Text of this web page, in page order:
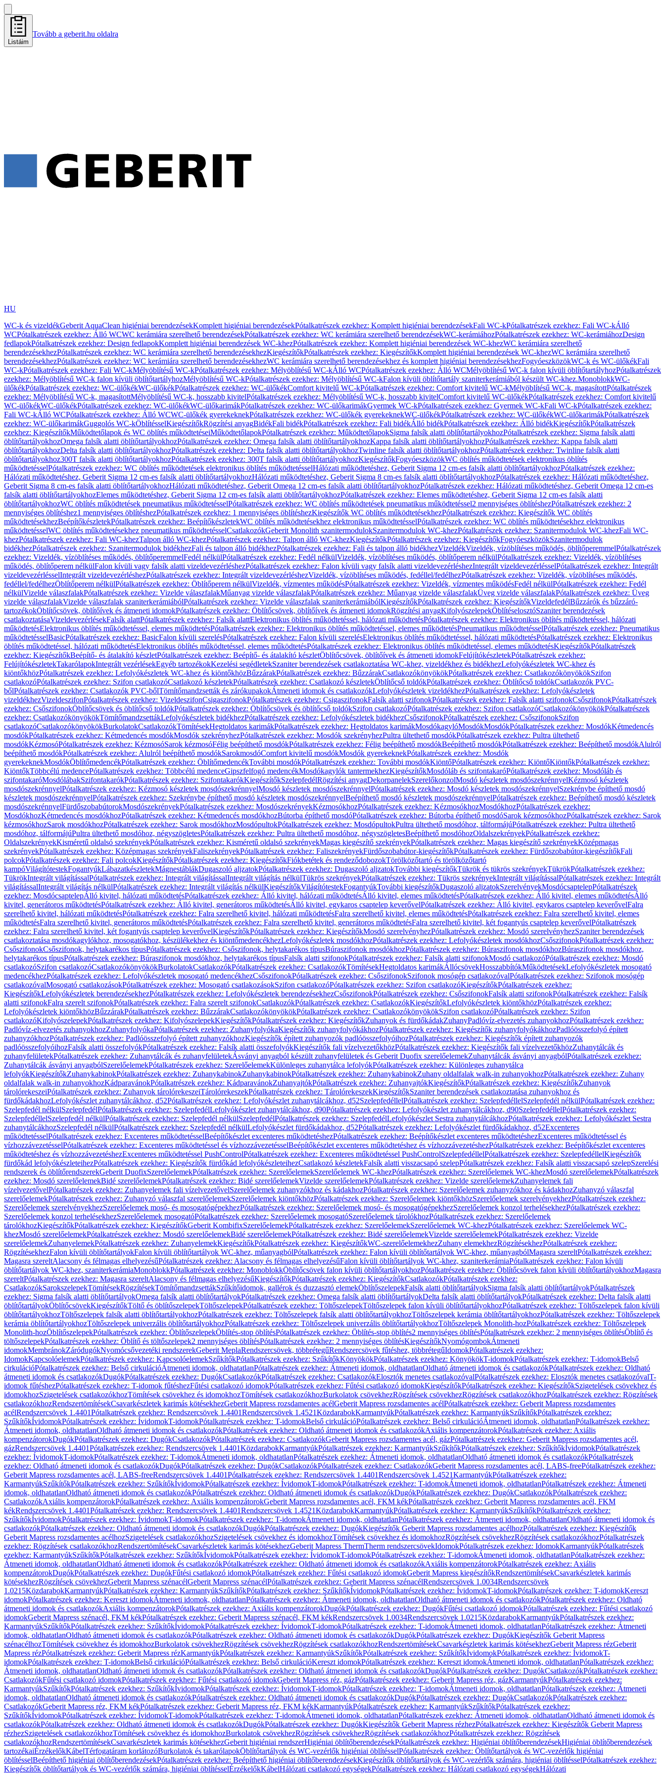
Listáim
Tovább a geberit.hu oldalra
HU
WC-k és vizeldékGeberit AquaClean higiéniai berendezésekKomplett higiéniai berendezésekPótalkatrészek ezekhez: Komplett higiéniai berendezésekFali WC-kPótalkatrészek ezekhez: Fali WC-kÁlló
WCPótalkatrészek ezekhez: Álló WCWC kerámiára szerelhető berendezésekPótalkatrészek ezekhez: WC kerámiára szerelhető berendezésekWC-kerámiáhozPótalkatrészek ezekhez: WC-kerámiáhozDesign
fedlapokPótalkatrészek ezekhez: Design fedlapokKomplett higiéniai berendezések WC-khezPótalkatrészek ezekhez: Komplett higiéniai berendezések WC-khezWC kerámiára szerelhető
berendezésekhezPótalkatrészek ezekhez: WC kerámiára szerelhető berendezésekhezKiegészítőkPótalkatrészek ezekhez: KiegészítőkKomplett higiéniai berendezések WC-khezWC kerámiára szerelhető
berendezésekhezPótalkatrészek ezekhez: WC kerámiára szerelhető berendezésekhezWC kerámiára szerelhető berendezésekhez és komplett higiéniai berendezésekhezFogyóeszközökWC-k és WC-ülőkékFali
WC-kPótalkatrészek ezekhez: Fali WC-kMélyöblítésű WC-kPótalkatrészek ezekhez: Mélyöblítésű WC-kÁlló WCPótalkatrészek ezekhez: Álló WCMélyöblítésű WC-k falon kívüli öblítőtartályhozPótalkatrészek
ezekhez: Mélyöblítésű WC-k falon kívüli öblítőtartályhozMélyöblítésű WC-kPótalkatrészek ezekhez: Mélyöblítésű WC-kFalon kívüli öblítőtartály szaniterkerámiából készült WC-khez.MonoblokkWC-
ülőkékPótalkatrészek ezekhez: WC-ülőkékWC-ülőkékPótalkatrészek ezekhez: WC-ülőkékComfort kivitelű WC-kPótalkatrészek ezekhez: Comfort kivitelű WC-kMélyöblítésű WC-k, magasítottPótalkatrészek
ezekhez: Mélyöblítésű WC-k, magasítottMélyöblítésű WC-k, hosszabb kivitelPótalkatrészek ezekhez: Mélyöblítésű WC-k, hosszabb kivitelComfort kivitelű WC-ülőkékPótalkatrészek ezekhez: Comfort kivitelű
WC-ülőkékWC-ülőkékPótalkatrészek ezekhez: WC-ülőkékWC-ülőkarimákPótalkatrészek ezekhez: WC-ülőkarimákGyermek WC-kPótalkatrészek ezekhez: Gyermek WC-kFali WC-kPótalkatrészek ezekhez:
Fali WC-kÁlló WCPótalkatrészek ezekhez: Álló WCWC-ülőkék gyerekeknekPótalkatrészek ezekhez: WC-ülőkék gyerekeknekWC-ülőkékPótalkatrészek ezekhez: WC-ülőkékWC-ülőkarimákPótalkatrészek
ezekhez: WC-ülőkarimákGuggolós WC-kÖblítésselKiegészítőkRögzítési anyagBidékFali bidékPótalkatrészek ezekhez: Fali bidékÁlló bidékPótalkatrészek ezekhez: Álló bidékKiegészítőkPótalkatrészek
ezekhez: KiegészítőkMűködtetőlapok és WC öblítés működtetéseiMűködtetőlapokPótalkatrészek ezekhez: MűködtetőlapokSigma falsík alatti öblítőtartályokhozPótalkatrészek ezekhez: Sigma falsík alatti
öblítőtartályokhozOmega falsík alatti öblítőtartályokhozPótalkatrészek ezekhez: Omega falsík alatti öblítőtartályokhozKappa falsík alatti öblítőtartályokhozPótalkatrészek ezekhez: Kappa falsík alatti
öblítőtartályokhozDelta falsík alatti öblítőtartályokhozPótalkatrészek ezekhez: Delta falsík alatti öblítőtartályokhozTwinline falsík alatti öblítőtartályokhozPótalkatrészek ezekhez: Twinline falsík alatti
öblítőtartályokhoz300T falsík alatti öblítőtartályokhozPótalkatrészek ezekhez: 300T falsík alatti öblítőtartályokhozKiegészítőkFogyóeszközökWC öblítés működtetések elektronikus öblítés
működtetésselPótalkatrészek ezekhez: WC öblítés működtetések elektronikus öblítés működtetésselHálózati működtetéshez, Geberit Sigma 12 cm-es falsík alatti öblítőtartályokhozPótalkatrészek ezekhez:
Hálózati működtetéshez, Geberit Sigma 12 cm-es falsík alatti öblítőtartályokhozHálózati működtetéshez, Geberit Sigma 8 cm-es falsík alatti öblítőtartályokhozPótalkatrészek ezekhez: Hálózati működtetéshez,
Geberit Sigma 8 cm-es falsík alatti öblítőtartályokhozHálózati működtetéshez, Geberit Omega 12 cm-es falsík alatti öblítőtartályokhozPótalkatrészek ezekhez: Hálózati működtetéshez, Geberit Omega 12 cm-es
falsík alatti öblítőtartályokhozElemes működtetéshez, Geberit Sigma 12 cm-es falsík alatti öblítőtartályokhozPótalkatrészek ezekhez: Elemes működtetéshez, Geberit Sigma 12 cm-es falsík alatti
öblítőtartályokhozWC öblítés működtetések pneumatikus működtetésselPótalkatrészek ezekhez: WC öblítés működtetések pneumatikus működtetéssel2 mennyiséges öblítéshezPótalkatrészek ezekhez: 2
mennyiséges öblítéshez1 mennyiséges öblítéshezPótalkatrészek ezekhez: 1 mennyiséges öblítéshezKiegészítők WC öblítés működtetésekhezPótalkatrészek ezekhez: Kiegészítők WC öblítés
működtetésekhezBeépítőkészletekPótalkatrészek ezekhez: BeépítőkészletekWC öblítés működtetésekhez elektronikus működtetésselPótalkatrészek ezekhez: WC öblítés működtetésekhez elektronikus
működtetésselWC öblítés működtetésekhez pneumatikus működtetésselCsatlakozókGeberit Monolith szanitermodulokSzanitermodulok WC-khezPótalkatrészek ezekhez: Szanitermodulok WC-khezFali WC-
khezPótalkatrészek ezekhez: Fali WC-khezTalpon álló WC-khezPótalkatrészek ezekhez: Talpon álló WC-khezKiegészítőkPótalkatrészek ezekhez: KiegészítőkFogyóeszközökSzanitermodulok
bidékhezPótalkatrészek ezekhez: Szanitermodulok bidékhezFali és talpon álló bidékhezPótalkatrészek ezekhez: Fali és talpon álló bidékhezVizeldékVizeldék, vízöblítéses működés, öblítőperemmelPótalkatrészek
ezekhez: Vizeldék, vízöblítéses működés, öblítőperemmelFedél nélkülPótalkatrészek ezekhez: Fedél nélkülVizeldék, vízöblítéses működés, öblítőperem nélkülPótalkatrészek ezekhez: Vizeldék, vízöblítéses
működés, öblítőperem nélkülFalon kívüli vagy falsík alatti vizeldevezérléshezPótalkatrészek ezekhez: Falon kívüli vagy falsík alatti vizeldevezérléshezIntegrált vizeldevezérlésselPótalkatrészek ezekhez: Integrált
vizeldevezérlésselIntegrált vizeldevezérléshezPótalkatrészek ezekhez: Integrált vizeldevezérléshezVizeldék, vízöblítéses működés, fedéllel/fedélhezPótalkatrészek ezekhez: Vizeldék, vízöblítéses működés,
fedéllel/fedélhezÖblítőperem nélkülPótalkatrészek ezekhez: Öblítőperem nélkülVizeldék, vízmentes működésPótalkatrészek ezekhez: Vizeldék, vízmentes működésFedél nélkülPótalkatrészek ezekhez: Fedél
nélkülVizelde válaszfalakPótalkatrészek ezekhez: Vizelde válaszfalakMűanyag vizelde válaszfalakPótalkatrészek ezekhez: Műanyag vizelde válaszfalakÜveg vizelde válaszfalakPótalkatrészek ezekhez: Üveg
vizelde válaszfalakVizelde válaszfalak szaniterkerámiábólPótalkatrészek ezekhez: Vizelde válaszfalak szaniterkerámiábólKiegészítőkPótalkatrészek ezekhez: KiegészítőkVizeldefedélBűzzárók és bűzzáró-
tartozékokÖblítőcsövek, öblítőívek és átmeneti idomokPótalkatrészek ezekhez: Öblítőcsövek, öblítőívek és átmeneti idomokRögzítési anyagKifolyószelepekÖblítéselosztóSzaniter berendezések
csatlakoztatásaVizeldevezérlésekFalsík alattPótalkatrészek ezekhez: Falsík alattElektronikus öblítés működtetéssel, hálózati működtetésPótalkatrészek ezekhez: Elektronikus öblítés működtetéssel, hálózati
működtetésElektronikus öblítés működtetéssel, elemes működtetésPótalkatrészek ezekhez: Elektronikus öblítés működtetéssel, elemes működtetésPneumatikus működtetésselPótalkatrészek ezekhez: Pneumatikus
működtetésselBasicPótalkatrészek ezekhez: BasicFalon kívüli szerelésPótalkatrészek ezekhez: Falon kívüli szerelésElektronikus öblítés működtetéssel, hálózati működtetésPótalkatrészek ezekhez: Elektronikus
öblítés működtetéssel, hálózati működtetésElektronikus öblítés működtetéssel, elemes működtetésPótalkatrészek ezekhez: Elektronikus öblítés működtetéssel, elemes működtetésKiegészítőkPótalkatrészek
ezekhez: KiegészítőkBeépítő- és átalakító készletPótalkatrészek ezekhez: Beépítő- és átalakító készletÖblítőcsövek, öblítőívek és átmeneti idomokFelújítókészletekPótalkatrészek ezekhez:
FelújítókészletekTakarólapokIntegrált vezérlésekEgyéb tartozékokKezelési segédletekSzaniter berendezések csatlakoztatása WC-khez, vizeldékhez és bidékhezLefolyókészletek WC-khez és
kiöntőkhözPótalkatrészek ezekhez: Lefolyókészletek WC-khez és kiöntőkhözBűzzárakPótalkatrészek ezekhez: BűzzárakCsatlakozókönyökökPótalkatrészek ezekhez: CsatlakozókönyökökSzifon
csatlakozóPótalkatrészek ezekhez: Szifon csatlakozóCsatlakozó készletekPótalkatrészek ezekhez: Csatlakozó készletekÖblítőcső toldókPótalkatrészek ezekhez: Öblítőcső toldókCsatlakozók PVC-
bőlPótalkatrészek ezekhez: Csatlakozók PVC-bőlTömítőmandzsetták és zárókupakokÁtmeneti idomok és csatlakozókLefolyókészletek vizeldékhezPótalkatrészek ezekhez: Lefolyókészletek
vizeldékhezVizeldeszifonPótalkatrészek ezekhez: VizeldeszifonCsigaszifonokPótalkatrészek ezekhez: CsigaszifonokFalsík alatti szifonokPótalkatrészek ezekhez: Falsík alatti szifonokCsőszifonokPótalkatrészek
ezekhez: CsőszifonokÖblítőcsövek és öblítőcső toldókPótalkatrészek ezekhez: Öblítőcsövek és öblítőcső toldókSzifon csatlakozóPótalkatrészek ezekhez: Szifon csatlakozóCsatlakozókönyökökPótalkatrészek
ezekhez: CsatlakozókönyökökTömítőmandzsettákLefolyókészletek bidékhezPótalkatrészek ezekhez: Lefolyókészletek bidékhezCsőszifonokPótalkatrészek ezekhez: CsőszifonokSzifon
csatlakozóCsatlakozókönyökökBurkolatokCsatlakozókTömítésekHegtoldatos karimákPótalkatrészek ezekhez: Hegtoldatos karimákMosdókagylóMosdókMosdókPótalkatrészek ezekhez: MosdókKétmedencés
mosdókPótalkatrészek ezekhez: Kétmedencés mosdókMosdók szekrényhezPótalkatrészek ezekhez: Mosdók szekrényhezPultra ültethető mosdókPótalkatrészek ezekhez: Pultra ültethető
mosdókKézmosóPótalkatrészek ezekhez: KézmosóSarok kézmosóFélig beépíthető mosdókPótalkatrészek ezekhez: Félig beépíthető mosdókBeépíthető mosdókPótalkatrészek ezekhez: Beépíthető mosdókAlulról
beépíthető mosdókPótalkatrészek ezekhez: Alulról beépíthető mosdókSarokmosdóComfort kivitelű mosdókMosdók gyerekeknekPótalkatrészek ezekhez: Mosdók
gyerekeknekMosdókÖblítőmedencékPótalkatrészek ezekhez: ÖblítőmedencékTovábbi mosdókPótalkatrészek ezekhez: További mosdókKiöntőPótalkatrészek ezekhez: KiöntőKiöntőkPótalkatrészek ezekhez:
KiöntőkTöbbcélú medencePótalkatrészek ezekhez: Többcélú medenceGipszfelfogó medencékMosdókagylók tantermekhezKiegészítőkMosdóláb és szifontakaróPótalkatrészek ezekhez: Mosdóláb és
szifontakaróMosdólábakSzifontakarókPótalkatrészek ezekhez: SzifontakarókKiegészítőkSzelepfedélRögzítési anyagDekorpanelekSzerelőkonzolMosdó készletek mosdószekrénnyelKézmosó készletek
mosdószekrénnyelPótalkatrészek ezekhez: Kézmosó készletek mosdószekrénnyelMosdó készletek mosdószekrénnyelPótalkatrészek ezekhez: Mosdó készletek mosdószekrénnyelSzekrénybe építhető mosdó
készletek mosdószekrénnyelPótalkatrészek ezekhez: Szekrénybe építhető mosdó készletek mosdószekrénnyelBeépíthető mosdó készletek mosdószekrénnyelPótalkatrészek ezekhez: Beépíthető mosdó készletek
mosdószekrénnyelFürdőszobabútorokMosdószekrényekPótalkatrészek ezekhez: MosdószekrényekKézmosókhozPótalkatrészek ezekhez: KézmosókhozMosdókhozPótalkatrészek ezekhez:
MosdókhozKétmedencés mosdókhozPótalkatrészek ezekhez: Kétmedencés mosdókhozBútorba építhető mosdóPótalkatrészek ezekhez: Bútorba építhető mosdóSarok kézmosókhozPótalkatrészek ezekhez: Sarok
kézmosókhozSarok mosdókhozPótalkatrészek ezekhez: Sarok mosdókhozMosdópultokPótalkatrészek ezekhez: MosdópultokPultra ültethető mosdóhoz, tálformájúPótalkatrészek ezekhez: Pultra ültethető
mosdóhoz, tálformájúPultra ültethető mosdóhoz, négyszögletesPótalkatrészek ezekhez: Pultra ültethető mosdóhoz, négyszögletesBeépíthető mosdóhozOldalszekrényekPótalkatrészek ezekhez:
OldalszekrényekKisméretű oldalsó szekrényekPótalkatrészek ezekhez: Kisméretű oldalsó szekrényekMagas kiegészítő szekrényekPótalkatrészek ezekhez: Magas kiegészítő szekrényekKözépmagas
szekrényekPótalkatrészek ezekhez: Középmagas szekrényekFaliszekrényekPótalkatrészek ezekhez: FaliszekrényekFürdőszobabútor-kiegészítőkPótalkatrészek ezekhez: Fürdőszobabútor-kiegészítőkFali
polcokPótalkatrészek ezekhez: Fali polcokKiegészítőkPótalkatrészek ezekhez: KiegészítőkFiókbetétek és rendeződobozokTörölközőtartó és törölközőtartó
kampóVilágítótestekFogantyúkLábazatkészletekMágnestáblákDugaszoló aljzatokPótalkatrészek ezekhez: Dugaszoló aljzatokTovábbi kiegészítőkTükrök és tükrös szekrényekTükrökPótalkatrészek ezekhez:
TükrökIntegrált világítássalPótalkatrészek ezekhez: Integrált világítássalIntegrált világítás nélkülTükrös szekrényekPótalkatrészek ezekhez: Tükrös szekrényekIntegrált világítássalPótalkatrészek ezekhez: Integrált
világítássalIntegrált világítás nélkülPótalkatrészek ezekhez: Integrált világítás nélkülKiegészítőkVilágítótestekFogantyúkTovábbi kiegészítőkDugaszoló aljzatokSzerelvényekMosdócsaptelepPótalkatrészek
ezekhez: MosdócsaptelepÁlló kivitel, hálózati működtetésPótalkatrészek ezekhez: Álló kivitel, hálózati működtetésÁlló kivitel, elemes működtetésPótalkatrészek ezekhez: Álló kivitel, elemes működtetésÁlló
kivitel, generátoros működtetésPótalkatrészek ezekhez: Álló kivitel, generátoros működtetésÁlló kivitel, egykaros csaptelep keverővelPótalkatrészek ezekhez: Álló kivitel, egykaros csaptelep keverővelFalra
szerelhető kivitel, hálózati működtetésPótalkatrészek ezekhez: Falra szerelhető kivitel, hálózati működtetésFalra szerelhető kivitel, elemes működtetésPótalkatrészek ezekhez: Falra szerelhető kivitel, elemes
működtetésFalra szerelhető kivitel, generátoros működtetésPótalkatrészek ezekhez: Falra szerelhető kivitel, generátoros működtetésFalra szerelhető kivitel, két fogantyús csaptelep keverővelPótalkatrészek
ezekhez: Falra szerelhető kivitel, két fogantyús csaptelep keverővelKiegészítőkPótalkatrészek ezekhez: KiegészítőkMosdó szerelvényhezPótalkatrészek ezekhez: Mosdó szerelvényhezSzaniter berendezések
csatlakoztatása mosdókagylókhoz, mosogatókhoz, készülékekhez és kiöntőmedencékhezLefolyókészletek mosdókhozPótalkatrészek ezekhez: Lefolyókészletek mosdókhozCsőszifonokPótalkatrészek ezekhez:
CsőszifonokCsőszifonok, helytakarékos típusPótalkatrészek ezekhez: Csőszifonok, helytakarékos típusBúraszifonok mosdókhozPótalkatrészek ezekhez: Búraszifonok mosdókhozBúraszifonok mosdókhoz,
helytakarékos típusPótalkatrészek ezekhez: Búraszifonok mosdókhoz, helytakarékos típusFalsík alatti szifonokPótalkatrészek ezekhez: Falsík alatti szifonokMosdó csatlakozóPótalkatrészek ezekhez: Mosdó
csatlakozóSzifon csatlakozóCsatlakozókönyökökBurkolatokCsatlakozókPótalkatrészek ezekhez: CsatlakozókTömítésekHegtoldatos karimákÁllócsövekHosszabbítókMűködtetésekLefolyókészletek mosogató
medencékhezPótalkatrészek ezekhez: Lefolyókészletek mosogató medencékhezCsőszifonokPótalkatrészek ezekhez: CsőszifonokSzifonok mosógép csatlakozóvalPótalkatrészek ezekhez: Szifonok mosógép
csatlakozóvalMosogató csatlakozásokPótalkatrészek ezekhez: Mosogató csatlakozásokSzifon csatlakozóPótalkatrészek ezekhez: Szifon csatlakozóKiegészítőkPótalkatrészek ezekhez:
KiegészítőkLefolyókészletek berendezésekhezPótalkatrészek ezekhez: Lefolyókészletek berendezésekhezCsőszifonokPótalkatrészek ezekhez: CsőszifonokFalsík alatti szifonokPótalkatrészek ezekhez: Falsík
alatti szifonokFalra szerelt szifonokPótalkatrészek ezekhez: Falra szerelt szifonokCsatlakozókPótalkatrészek ezekhez: CsatlakozókKiegészítőkLefolyókészletek kiöntőkhözPótalkatrészek ezekhez:
Lefolyókészletek kiöntőkhözBűzzárakPótalkatrészek ezekhez: BűzzárakCsatlakozókönyökökPótalkatrészek ezekhez: CsatlakozókönyökökSzifon csatlakozóPótalkatrészek ezekhez: Szifon
csatlakozóKifolyószelepekPótalkatrészek ezekhez: KifolyószelepekKiegészítőkPótalkatrészek ezekhez: KiegészítőkZuhanyok és fürdőkádakZuhanyPadlóvíz-elvezetés zuhanyokhozPótalkatrészek ezekhez:
Padlóvíz-elvezetés zuhanyokhozZuhanyfolyókaPótalkatrészek ezekhez: ZuhanyfolyókaKiegészítők zuhanyfolyókákhozPótalkatrészek ezekhez: Kiegészítők zuhanyfolyókákhozPadlóösszefolyó épített
zuhanyzókhozPótalkatrészek ezekhez: Padlóösszefolyó épített zuhanyzókhozKiegészítők épített zuhanyozók padlóösszefolyóihozPótalkatrészek ezekhez: Kiegészítők épített zuhanyozók
padlóösszefolyóihozFalsík alatti összefolyókPótalkatrészek ezekhez: Falsík alatti összefolyókKiegészítők fali vízelvezetőkhözPótalkatrészek ezekhez: Kiegészítők fali vízelvezetőkhözZuhanytálcák és
zuhanyfelületekPótalkatrészek ezekhez: Zuhanytálcák és zuhanyfelületekÁsványi anyagból készült zuhanyfelületek és Geberit Duofix szerelőelemekZuhanytálcák ásványi anyagbólPótalkatrészek ezekhez:
Zuhanytálcák ásványi anyagbólSzerelőelemekPótalkatrészek ezekhez: SzerelőelemekKülönleges zuhanytálca lefolyókPótalkatrészek ezekhez: Különleges zuhanytálca
lefolyókKiegészítőkZuhanykabinokPótalkatrészek ezekhez: ZuhanykabinokZuhanykabinokPótalkatrészek ezekhez: ZuhanykabinokZuhany oldalfalak walk-in zuhanyokhozPótalkatrészek ezekhez: Zuhany
oldalfalak walk-in zuhanyokhozKádparavánokPótalkatrészek ezekhez: KádparavánokZuhanyajtókPótalkatrészek ezekhez: ZuhanyajtókKiegészítőkPótalkatrészek ezekhez: KiegészítőkZuhanyok
tárolórekeszeiPótalkatrészek ezekhez: Zuhanyok tárolórekeszeiTárolórekeszekPótalkatrészek ezekhez: TárolórekeszekKiegészítőkSzaniter berendezések csatlakoztatása zuhanyokhoz és
fürdőkádakhozLefolyókészlet zuhanytálcákhoz, d52Pótalkatrészek ezekhez: Lefolyókészlet zuhanytálcákhoz, d52SzelepfedéllelPótalkatrészek ezekhez: SzelepfedéllelSzelepfedél nélkülPótalkatrészek ezekhez:
Szelepfedél nélkülSzelepfedélPótalkatrészek ezekhez: SzelepfedélLefolyókészlet zuhanytálcákhoz, d90Pótalkatrészek ezekhez: Lefolyókészlet zuhanytálcákhoz, d90SzelepfedéllelPótalkatrészek ezekhez:
SzelepfedéllelSzelepfedél nélkülPótalkatrészek ezekhez: Szelepfedél nélkülSzelepfedélPótalkatrészek ezekhez: SzelepfedélLefolyókészlet Sestra zuhanytálcákhozPótalkatrészek ezekhez: Lefolyókészlet Sestra
zuhanytálcákhozSzelepfedél nélkülPótalkatrészek ezekhez: Szelepfedél nélkülLefolyókészlet fürdőkádakhoz, d52Pótalkatrészek ezekhez: Lefolyókészlet fürdőkádakhoz, d52Excenteres
működtetésselPótalkatrészek ezekhez: Excenteres működtetésselBeépítőkészlet excenteres működtetéshezPótalkatrészek ezekhez: Beépítőkészlet excenteres működtetéshezExcenteres működtetéssel és
vízhozzávezetésselPótalkatrészek ezekhez: Excenteres működtetéssel és vízhozzávezetésselBeépítőkészlet excenteres működtetéshez és vízhozzávezetéshezPótalkatrészek ezekhez: Beépítőkészlet excenteres
működtetéshez és vízhozzávezetéshezExcenteres működtetéssel PushControlPótalkatrészek ezekhez: Excenteres működtetéssel PushControlSzelepfedéllelPótalkatrészek ezekhez: SzelepfedéllelKiegészítők
fürdőkád lefolyókészleteihezPótalkatrészek ezekhez: Kiegészítők fürdőkád lefolyókészleteihezCsatlakozó készletekFalsík alatti visszacsapó szelepPótalkatrészek ezekhez: Falsík alatti visszacsapó szelepSzerelési
rendszerek és öblítőrendszerekGeberit DuofixSzerelőelemekPótalkatrészek ezekhez: SzerelőelemekSzerelőelemek WC-khezPótalkatrészek ezekhez: Szerelőelemek WC-khezMosdó szerelőelemekPótalkatrészek
ezekhez: Mosdó szerelőelemekBidé szerelőelemekPótalkatrészek ezekhez: Bidé szerelőelemekVizelde szerelőelemekPótalkatrészek ezekhez: Vizelde szerelőelemekZuhanyelemek fali
vízelvezetővelPótalkatrészek ezekhez: Zuhanyelemek fali vízelvezetővelSzerelőelemek zuhanyzókhoz és kádakhozPótalkatrészek ezekhez: Szerelőelemek zuhanyzókhoz és kádakhozZuhanyzó válaszfal
szerelőelemekPótalkatrészek ezekhez: Zuhanyzó válaszfal szerelőelemekSzerelőelemek kiöntőkhözPótalkatrészek ezekhez: Szerelőelemek kiöntőkhözSzerelőelemek szerelvényekhezPótalkatrészek ezekhez:
Szerelőelemek szerelvényekhezSzerelőelemek mosó- és mosogatógépekhezPótalkatrészek ezekhez: Szerelőelemek mosó- és mosogatógépekhezSzerelőelemek konzol terhelésekhezPótalkatrészek ezekhez:
Szerelőelemek konzol terhelésekhezSzerelőelemek mosogatóPótalkatrészek ezekhez: Szerelőelemek mosogatóSzerelőelemek tárolókhozPótalkatrészek ezekhez: Szerelőelemek
tárolókhozKiegészítőkPótalkatrészek ezekhez: KiegészítőkGeberit KombifixSzerelőelemekPótalkatrészek ezekhez: SzerelőelemekSzerelőelemek WC-khezPótalkatrészek ezekhez: Szerelőelemek WC-
khezMosdó szerelőelemekPótalkatrészek ezekhez: Mosdó szerelőelemekBidé szerelőelemekPótalkatrészek ezekhez: Bidé szerelőelemekVizelde szerelőelemekPótalkatrészek ezekhez: Vizelde
szerelőelemekZuhanyelemekPótalkatrészek ezekhez: ZuhanyelemekKiegészítőkPótalkatrészek ezekhez: KiegészítőkWC-szerelőelemekhezZuhany elemekhezRögzítésekhezPótalkatrészek ezekhez:
RögzítésekhezFalon kívüli öblítőtartályokFalon kívüli öblítőtartályok WC-khez, műanyagbólPótalkatrészek ezekhez: Falon kívüli öblítőtartályok WC-khez, műanyagbólMagasra szereltPótalkatrészek ezekhez:
Magasra szereltAlacsony és félmagas elhelyezésűPótalkatrészek ezekhez: Alacsony és félmagas elhelyezésűFalon kívüli öblítőtartályok WC-khez, szaniterkerámiaPótalkatrészek ezekhez: Falon kívüli
öblítőtartályok WC-khez, szaniterkerámiaMonoblokkPótalkatrészek ezekhez: MonoblokkÖblítőcsövek falon kívüli öblítőtartályokhozPótalkatrészek ezekhez: Öblítőcsövek falon kívüli öblítőtartályokhozMagasra
szereltPótalkatrészek ezekhez: Magasra szereltAlacsony és félmagas elhelyezésűKiegészítőkPótalkatrészek ezekhez: KiegészítőkCsatlakozókPótalkatrészek ezekhez:
CsatlakozókSarokszelepekTömítésekRögzítésekTömítőmandzsettákSzűkítőidomok, gallérok és duzzasztó elemekÖblítőszelepekFalsík alatti öblítőtartályokSigma falsík alatti öblítőtartályokPótalkatrészek
ezekhez: Sigma falsík alatti öblítőtartályokOmega falsík alatti öblítőtartályokPótalkatrészek ezekhez: Omega falsík alatti öblítőtartályokDelta falsík alatti öblítőtartályokPótalkatrészek ezekhez: Delta falsík alatti
öblítőtartályokÖblítőcsövekKiegészítőkTöltő és öblítőszelepekTöltőszelepekPótalkatrészek ezekhez: TöltőszelepekTöltőszelepek falon kívüli öblítőtartályokhozPótalkatrészek ezekhez: Töltőszelepek falon kívüli
öblítőtartályokhozTöltőszelepek falsík alatti öblítőtartályokhozPótalkatrészek ezekhez: Töltőszelepek falsík alatti öblítőtartályokhozTöltőszelepek kerámia öblítőtartályokhozPótalkatrészek ezekhez: Töltőszelepek
kerámia öblítőtartályokhozTöltőszelepek univerzális öblítőtartályokhozPótalkatrészek ezekhez: Töltőszelepek univerzális öblítőtartályokhozTöltőszelepek Monolith-hozPótalkatrészek ezekhez: Töltőszelepek
Monolith-hozÖblítőszelepekPótalkatrészek ezekhez: ÖblítőszelepekÖblítés-stop öblítésPótalkatrészek ezekhez: Öblítés-stop öblítés2 mennyiséges öblítésPótalkatrészek ezekhez: 2 mennyiséges öblítésÖblítő és
töltőszelepekPótalkatrészek ezekhez: Öblítő és töltőszelepek2 mennyiséges öblítésPótalkatrészek ezekhez: 2 mennyiséges öblítésKiegészítőkNyomógombokÁtmeneti
idomokMembránokZáródugókNyomócsővezetéki rendszerekGeberit MeplaRendszercsövek, többrétegűRendszercsövek fűtéshez, többrétegűIdomokPótalkatrészek ezekhez:
IdomokKapcsolóelemekPótalkatrészek ezekhez: KapcsolóelemekSzűkítőkPótalkatrészek ezekhez: SzűkítőkKönyökökPótalkatrészek ezekhez: KönyökökT-idomokPótalkatrészek ezekhez: T-idomokBelső
cirkulációPótalkatrészek ezekhez: Belső cirkulációÁtmeneti idomok, oldhatatlanPótalkatrészek ezekhez: Átmeneti idomok, oldhatatlanOldható átmeneti idomok és csatlakozókPótalkatrészek ezekhez: Oldható
átmeneti idomok és csatlakozókDugókPótalkatrészek ezekhez: DugókCsatlakozókPótalkatrészek ezekhez: CsatlakozókElosztók menetes csatlakozóvalPótalkatrészek ezekhez: Elosztók menetes csatlakozóvalT-
idomok fűtéshezPótalkatrészek ezekhez: T-idomok fűtéshezFűtési csatlakozó idomokPótalkatrészek ezekhez: Fűtési csatlakozó idomokKiegészítőkPótalkatrészek ezekhez: KiegészítőkSzigetelések csövekhez és
idomokhozSzigetelések csatlakozókhozTömítések csövekhez és idomokhozTömítések csatlakozókhozBurkolatok csövekhezRögzítések csövekhezRögzítések csatlakozókhozPótalkatrészek ezekhez: Rögzítések
csatlakozókhozRendszertömítésekCsavarkészletek karimás kötésekhezGeberit Mapress rozsdamentes acélGeberit Mapress rozsdamentes acélPótalkatrészek ezekhez: Geberit Mapress rozsdamentes
acélRendszercsövek 1.4401Pótalkatrészek ezekhez: Rendszercsövek 1.4401Rendszercsövek 1.4521KözdarabokKarmantyúkPótalkatrészek ezekhez: KarmantyúkSzűkítőkPótalkatrészek ezekhez:
SzűkítőkÍvidomokPótalkatrészek ezekhez: ÍvidomokT-idomokPótalkatrészek ezekhez: T-idomokBelső cirkulációPótalkatrészek ezekhez: Belső cirkulációÁtmeneti idomok, oldhatatlanPótalkatrészek ezekhez:
Átmeneti idomok, oldhatatlanOldható átmeneti idomok és csatlakozókPótalkatrészek ezekhez: Oldható átmeneti idomok és csatlakozókAxiális kompenzátorokPótalkatrészek ezekhez: Axiális
kompenzátorokDugókPótalkatrészek ezekhez: DugókCsatlakozókPótalkatrészek ezekhez: CsatlakozókGeberit Mapress rozsdamentes acél, gázPótalkatrészek ezekhez: Geberit Mapress rozsdamentes acél,
gázRendszercsövek 1.4401Pótalkatrészek ezekhez: Rendszercsövek 1.4401KözdarabokKarmantyúkPótalkatrészek ezekhez: KarmantyúkSzűkítőkPótalkatrészek ezekhez: SzűkítőkÍvidomokPótalkatrészek
ezekhez: ÍvidomokT-idomokPótalkatrészek ezekhez: T-idomokÁtmeneti idomok, oldhatatlanPótalkatrészek ezekhez: Átmeneti idomok, oldhatatlanOldható átmeneti idomok és csatlakozókPótalkatrészek
ezekhez: Oldható átmeneti idomok és csatlakozókDugókPótalkatrészek ezekhez: DugókCsatlakozókPótalkatrészek ezekhez: CsatlakozókGeberit Mapress rozsdamentes acél, LABS-freePótalkatrészek ezekhez:
Geberit Mapress rozsdamentes acél, LABS-freeRendszercsövek 1.4401Pótalkatrészek ezekhez: Rendszercsövek 1.4401Rendszercsövek 1.4521KarmantyúkPótalkatrészek ezekhez:
KarmantyúkSzűkítőkPótalkatrészek ezekhez: SzűkítőkÍvidomokPótalkatrészek ezekhez: ÍvidomokT-idomokPótalkatrészek ezekhez: T-idomokÁtmeneti idomok, oldhatatlanPótalkatrészek ezekhez: Átmeneti
idomok, oldhatatlanOldható átmeneti idomok és csatlakozókPótalkatrészek ezekhez: Oldható átmeneti idomok és csatlakozókDugókPótalkatrészek ezekhez: DugókCsatlakozókPótalkatrészek ezekhez:
CsatlakozókAxiális kompenzátorokPótalkatrészek ezekhez: Axiális kompenzátorokGeberit Mapress rozsdamentes acél, FKM kékPótalkatrészek ezekhez: Geberit Mapress rozsdamentes acél, FKM
kékRendszercsövek 1.4401Pótalkatrészek ezekhez: Rendszercsövek 1.4401Rendszercsövek 1.4521KözdarabokKarmantyúkPótalkatrészek ezekhez: KarmantyúkSzűkítőkPótalkatrészek ezekhez:
SzűkítőkÍvidomokPótalkatrészek ezekhez: ÍvidomokT-idomokPótalkatrészek ezekhez: T-idomokÁtmeneti idomok, oldhatatlanPótalkatrészek ezekhez: Átmeneti idomok, oldhatatlanOldható átmeneti idomok és
csatlakozókPótalkatrészek ezekhez: Oldható átmeneti idomok és csatlakozókDugókPótalkatrészek ezekhez: DugókKiegészítők Geberit Mapress rozsdamentes acélhozPótalkatrészek ezekhez: Kiegészítők
Geberit Mapress rozsdamentes acélhozSzigetelések csatlakozókhozSzigetelések csövekhez és idomokhozTömítések csövekhez és idomokhozRögzítések csövekhezRögzítések csatlakozókhozPótalkatrészek
ezekhez: Rögzítések csatlakozókhozRendszertömítésekCsavarkészletek karimás kötésekhezGeberit Mapress ThermTherm rendszercsövekIdomokPótalkatrészek ezekhez: IdomokKarmantyúkPótalkatrészek
ezekhez: KarmantyúkSzűkítőkPótalkatrészek ezekhez: SzűkítőkÍvidomokPótalkatrészek ezekhez: ÍvidomokT-idomokPótalkatrészek ezekhez: T-idomokÁtmeneti idomok, oldhatatlanPótalkatrészek ezekhez:
Átmeneti idomok, oldhatatlanOldható átmeneti idomok és csatlakozókPótalkatrészek ezekhez: Oldható átmeneti idomok és csatlakozókAxiális kompenzátorokPótalkatrészek ezekhez: Axiális
kompenzátorokDugókPótalkatrészek ezekhez: DugókFűtési csatlakozó idomokPótalkatrészek ezekhez: Fűtési csatlakozó idomokGeberit Mapress kiegészítőkRendszertömítésekCsavarkészletek karimás
kötésekhezRögzítések csövekhezGeberit Mapress szénacélGeberit Mapress szénacélPótalkatrészek ezekhez: Geberit Mapress szénacélRendszercsövek 1.0034Rendszercsövek
1.0215KözdarabokKarmantyúkPótalkatrészek ezekhez: KarmantyúkSzűkítőkPótalkatrészek ezekhez: SzűkítőkÍvidomokPótalkatrészek ezekhez: ÍvidomokT-idomokPótalkatrészek ezekhez: T-idomokKereszt
idomokPótalkatrészek ezekhez: Kereszt idomokÁtmeneti idomok, oldhatatlanPótalkatrészek ezekhez: Átmeneti idomok, oldhatatlanOldható átmeneti idomok és csatlakozókPótalkatrészek ezekhez: Oldható
átmeneti idomok és csatlakozókAxiális kompenzátorokPótalkatrészek ezekhez: Axiális kompenzátorokDugókPótalkatrészek ezekhez: DugókFűtési csatlakozó idomokPótalkatrészek ezekhez: Fűtési csatlakozó
idomokGeberit Mapress szénacél, FKM kékPótalkatrészek ezekhez: Geberit Mapress szénacél, FKM kékRendszercsövek 1.0034Rendszercsövek 1.0215KözdarabokKarmantyúkPótalkatrészek ezekhez:
KarmantyúkSzűkítőkPótalkatrészek ezekhez: SzűkítőkÍvidomokPótalkatrészek ezekhez: ÍvidomokT-idomokPótalkatrészek ezekhez: T-idomokÁtmeneti idomok, oldhatatlanPótalkatrészek ezekhez: Átmeneti
idomok, oldhatatlanOldható átmeneti idomok és csatlakozókPótalkatrészek ezekhez: Oldható átmeneti idomok és csatlakozókDugókPótalkatrészek ezekhez: DugókKiegészítők Geberit Mapress
szénacélhozTömítések csövekhez és idomokhozBurkolatok csövekhezRögzítések csövekhezRögzítések csatlakozókhozRendszertömítésekCsavarkészletek karimás kötésekhezGeberit Mapress rézGeberit
Mapress rézPótalkatrészek ezekhez: Geberit Mapress rézKarmantyúkPótalkatrészek ezekhez: KarmantyúkSzűkítőkPótalkatrészek ezekhez: SzűkítőkÍvidomokPótalkatrészek ezekhez: ÍvidomokT-
idomokPótalkatrészek ezekhez: T-idomokBelső cirkulációPótalkatrészek ezekhez: Belső cirkulációKereszt idomokPótalkatrészek ezekhez: Kereszt idomokÁtmeneti idomok, oldhatatlanPótalkatrészek ezekhez:
Átmeneti idomok, oldhatatlanOldható átmeneti idomok és csatlakozókPótalkatrészek ezekhez: Oldható átmeneti idomok és csatlakozókDugókPótalkatrészek ezekhez: DugókCsatlakozókPótalkatrészek ezekhez:
CsatlakozókFűtési csatlakozó idomokPótalkatrészek ezekhez: Fűtési csatlakozó idomokGeberit Mapress réz, gázPótalkatrészek ezekhez: Geberit Mapress réz, gázKarmantyúkPótalkatrészek ezekhez:
KarmantyúkSzűkítőkPótalkatrészek ezekhez: SzűkítőkÍvidomokPótalkatrészek ezekhez: ÍvidomokT-idomokPótalkatrészek ezekhez: T-idomokÁtmeneti idomok, oldhatatlanPótalkatrészek ezekhez: Átmeneti
idomok, oldhatatlanOldható átmeneti idomok és csatlakozókPótalkatrészek ezekhez: Oldható átmeneti idomok és csatlakozókDugókPótalkatrészek ezekhez: DugókCsatlakozókPótalkatrészek ezekhez:
CsatlakozókGeberit Mapress réz, FKM kékPótalkatrészek ezekhez: Geberit Mapress réz, FKM kékKarmantyúkPótalkatrészek ezekhez: KarmantyúkSzűkítőkPótalkatrészek ezekhez:
SzűkítőkÍvidomokPótalkatrészek ezekhez: ÍvidomokT-idomokPótalkatrészek ezekhez: T-idomokÁtmeneti idomok, oldhatatlanPótalkatrészek ezekhez: Átmeneti idomok, oldhatatlanOldható átmeneti idomok és
csatlakozókPótalkatrészek ezekhez: Oldható átmeneti idomok és csatlakozókDugókPótalkatrészek ezekhez: DugókKiegészítők Geberit Mapress rézhezPótalkatrészek ezekhez: Kiegészítők Geberit Mapress
rézhezSzigetelések csatlakozókhozTömítések csövekhez és idomokhozBurkolatok csövekhezRögzítések csövekhezRögzítések csatlakozókhozPótalkatrészek ezekhez: Rögzítések
csatlakozókhozRendszertömítésekCsavarkészletek karimás kötésekhezGeberit higiéniai rendszerHigiéniai öblítőberendezésekPótalkatrészek ezekhez: Higiéniai öblítőberendezésekHigiéniai öblítőberendezések
tartozékaiÉrzékelőkKábelTérfogatáram korlátozóBurkolatok és takarólapokÖblítőtartályok és WC-vezérlők higiéniai öblítésselPótalkatrészek ezekhez: Öblítőtartályok és WC-vezérlők higiéniai
öblítésselBeépíthető higiéniai öblítőberendezésekPótalkatrészek ezekhez: Beépíthető higiéniai öblítőberendezésekKiegészítők öblítőtartályok és WC-vezérlők számára, higiéniai öblítésselPótalkatrészek ezekhez:
Kiegészítők öblítőtartályok és WC-vezérlők számára, higiéniai öblítésselÉrzékelőkKábelHálózati csatlakozó egységekPótalkatrészek ezekhez: Hálózati csatlakozó egységekHálózati